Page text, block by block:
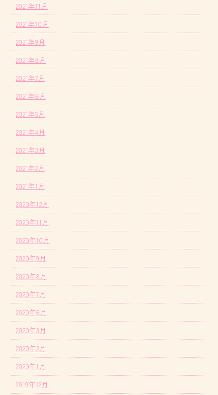
2021年11月
2021年10月
2021年9月
2021年8月
2021年7月
2021年6月
2021年5月
2021年4月
2021年3月
2021年2月
2021年1月
2020年12月
2020年11月
2020年10月
2020年9月
2020年8月
2020年7月
2020年6月
2020年3月
2020年2月
2020年1月
2019年12月